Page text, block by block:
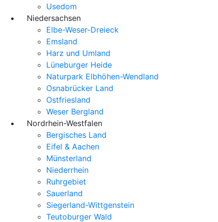
Usedom
Niedersachsen
Elbe-Weser-Dreieck
Emsland
Harz und Umland
Lüneburger Heide
Naturpark Elbhöhen-Wendland
Osnabrücker Land
Ostfriesland
Weser Bergland
Nordrhein-Westfalen
Bergisches Land
Eifel & Aachen
Münsterland
Niederrhein
Ruhrgebiet
Sauerland
Siegerland-Wittgenstein
Teutoburger Wald